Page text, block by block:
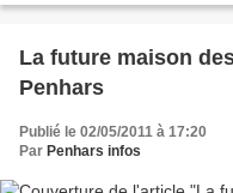
La future maison
Penhars
Publié le 02/05/2011 à 17:20
Par Penhars infos